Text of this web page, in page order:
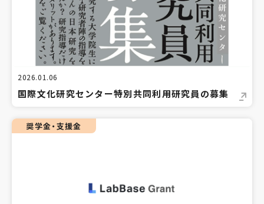
2026.01.06
国際文化研究センター特別共同利用研究員の募集
奨学金・支援金